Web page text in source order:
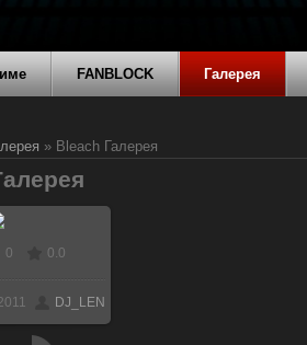
FANBLOCK Галерея
» Bleach Галерея
0 0.0
DJ_LEN